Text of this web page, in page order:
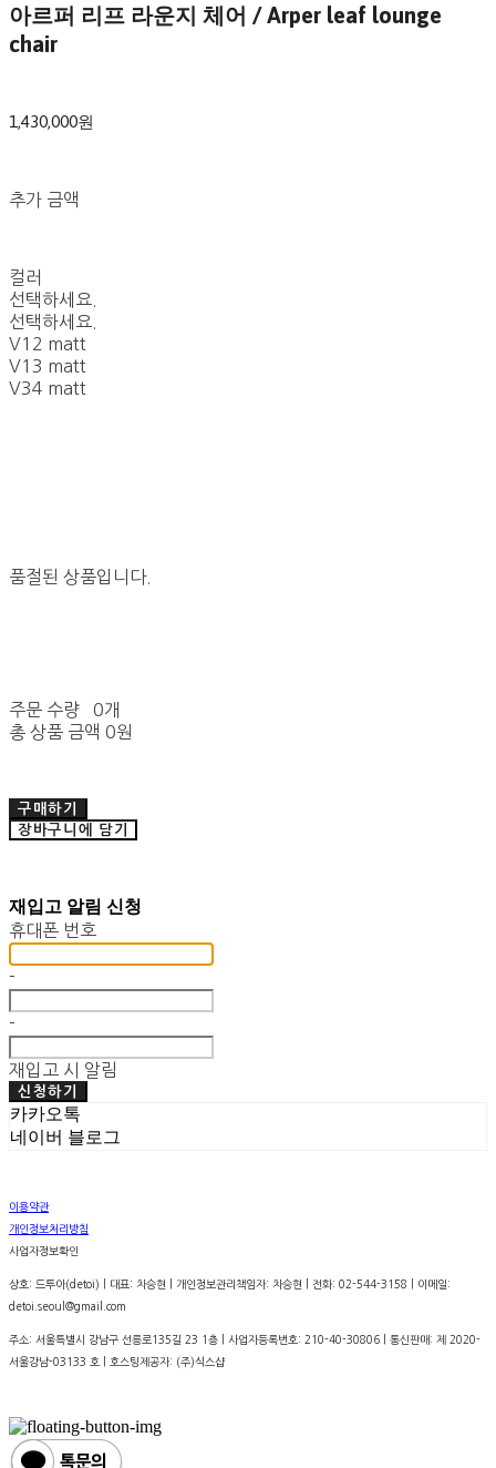
아르퍼 리프 라운지 체어 / Arper leaf lounge
chair
1,430,000원
추가 금액
컬러
선택하세요.
선택하세요.
V12 matt
V13 matt
V34 matt
품절된 상품입니다.
주문 수량
0개
총 상품 금액 0원
구매하기
장바구니에 담기
재입고 알림 신청
휴대폰 번호
-
-
재입고 시 알림
신청하기
카카오톡
네이버 블로그
이용약관
개인정보처리방침
사업자정보확인
상호: 드투아(detoi) | 대표: 차승현 | 개인정보관리책임자: 차승현 | 전화: 02-544-3158 | 이메일:
detoi.seoul@gmail.com
주소: 서울특별시 강남구 선릉로135길 23 1층 | 사업자등록번호: 210-40-30806 | 통신판매: 제 2020-
서울강남-03133 호 | 호스팅제공자: (주)식스샵